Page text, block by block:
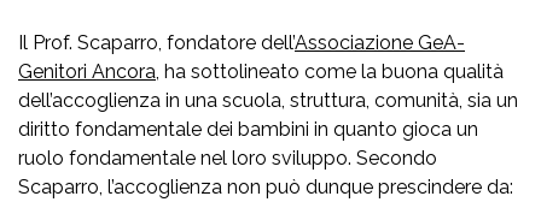
Il Prof. Scaparro, fondatore dell’Associazione GeA-
Genitori Ancora, ha sottolineato come la buona qualità
dell’accoglienza in una scuola, struttura, comunità, sia un
diritto fondamentale dei bambini in quanto gioca un
ruolo fondamentale nel loro sviluppo. Secondo
Scaparro, l’accoglienza non può dunque prescindere da: